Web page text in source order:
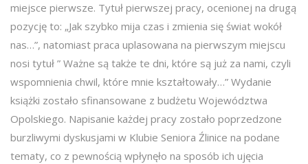
miejsce pierwsze. Tytuł pierwszej pracy, ocenionej na drugą
pozycję to: „Jak szybko mija czas i zmienia się świat wokół
nas…”, natomiast praca uplasowana na pierwszym miejscu
nosi tytuł ” Ważne są także te dni, które są już za nami, czyli
wspomnienia chwil, które mnie kształtowały…” Wydanie
książki zostało sfinansowane z budżetu Województwa
Opolskiego. Napisanie każdej pracy zostało poprzedzone
burzliwymi dyskusjami w Klubie Seniora Źlinice na podane
tematy, co z pewnością wpłynęło na sposób ich ujęcia